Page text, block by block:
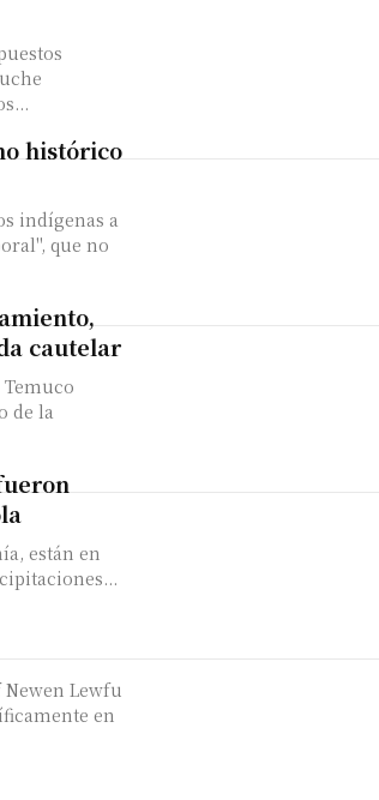
histórico
indígenas a
cautelar
Temuco
de la
están en
en